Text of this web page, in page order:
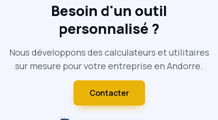
Besoin d'un outil
personnalisé ?
Nous développons des calculateurs et utilitaires
sur mesure pour votre entreprise en Andorre.
Contacter